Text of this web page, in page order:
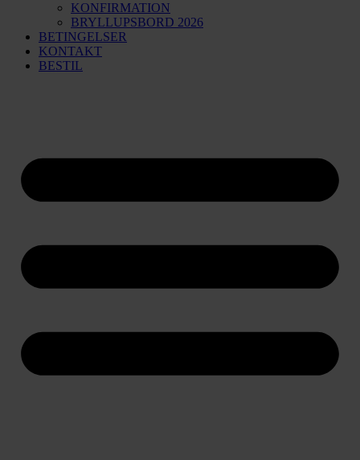
KONFIRMATION
BRYLLUPSBORD 2026
BETINGELSER
KONTAKT
BESTIL